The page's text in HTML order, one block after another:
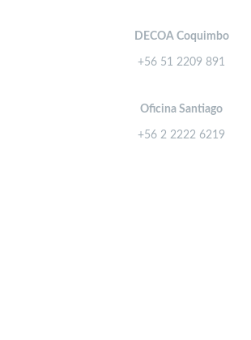
DECOA Coquimbo
+56 51 2209 891
Oficina Santiago
+56 2 2222 6219